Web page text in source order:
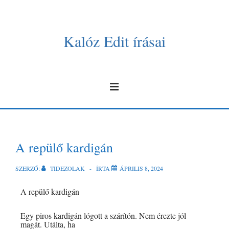
Kalóz Edit írásai
A repülő kardigán
SZERZŐ: TIDEZOLAK ÍRTA ÁPRILIS 8, 2024
A repülő kardigán
Egy piros kardigán lógott a szárítón. Nem érezte jól
magát. Utálta, ha